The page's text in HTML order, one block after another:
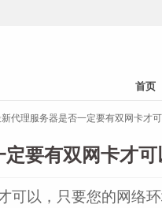
首页
代理服务器是否一定要有双网卡才
要有双网卡才
可以，只要您的网络